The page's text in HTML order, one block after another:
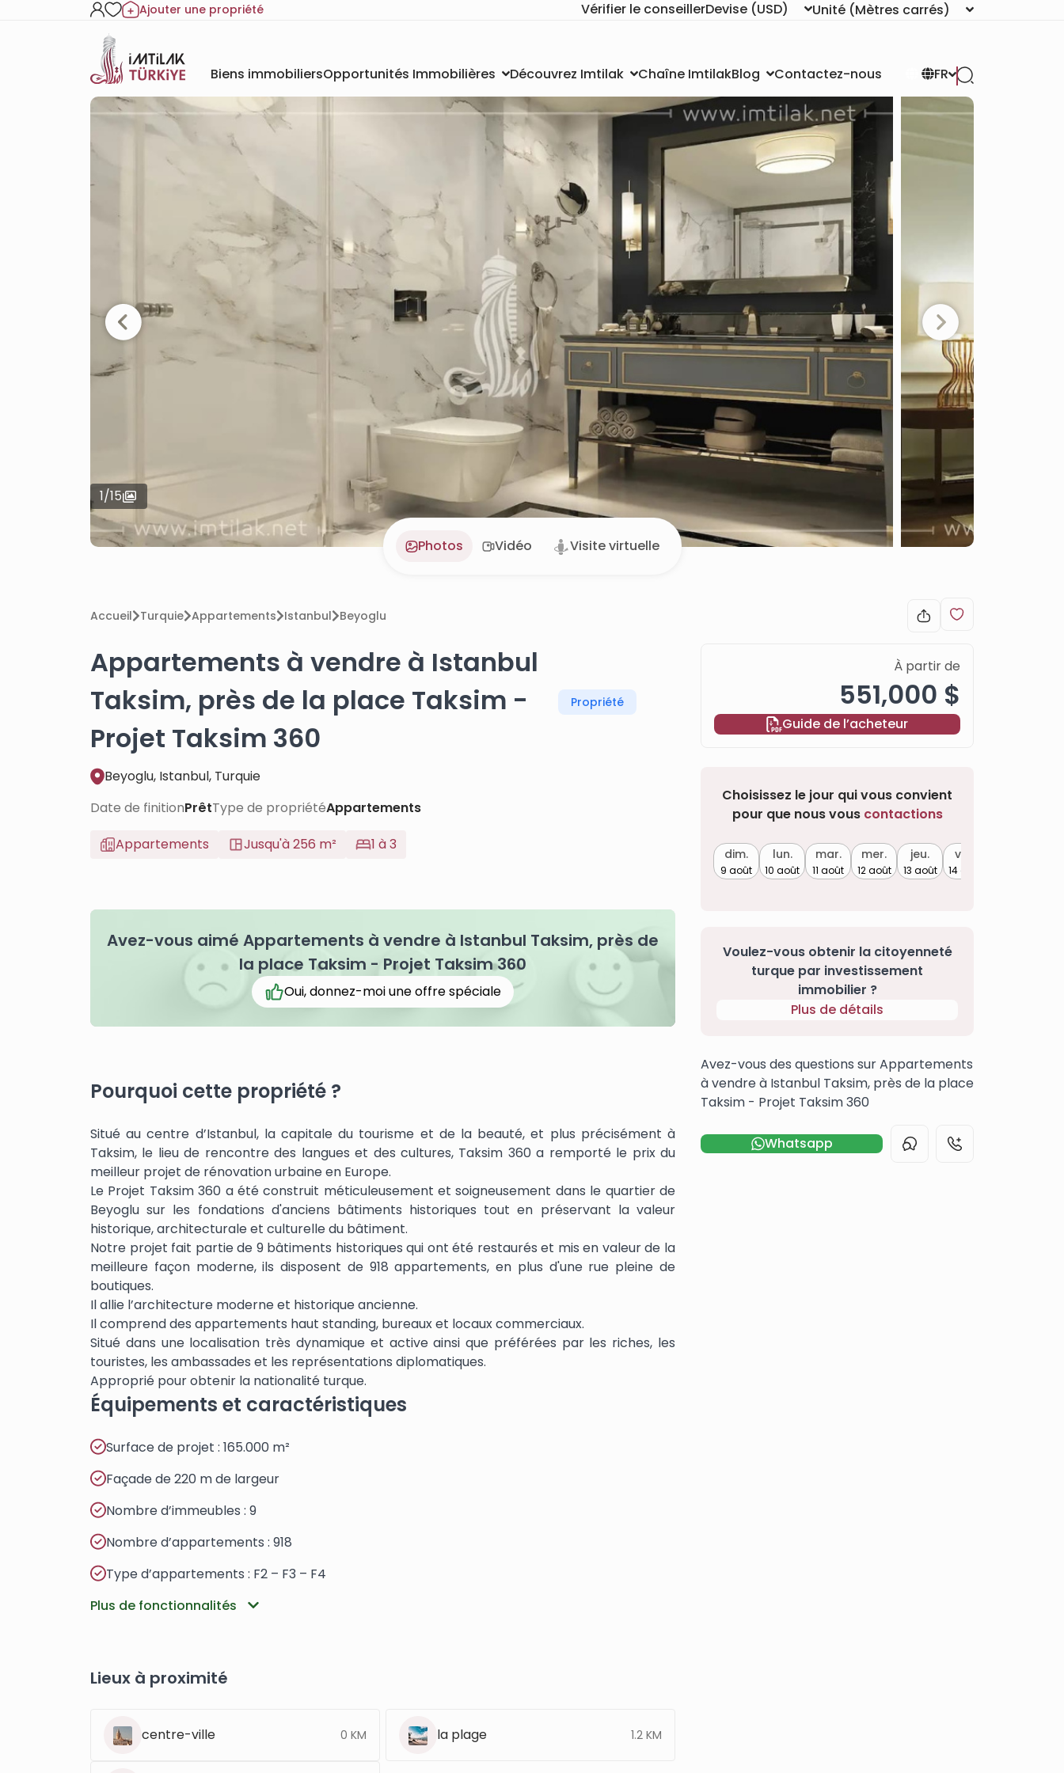
Ajouter une propriété Vérifier le conseillerDevise (USD) Unité (Mètres carrés)
Biens immobiliersOpportunités Immobilières Découvrez Imtilak Chaîne ImtilakBlog Contactez-nous FR
1/15
Photos Vidéo Visite virtuelle
Accueil Turquie Appartements Istanbul Beyoglu
Appartements à vendre à Istanbul
Taksim, près de la place Taksim -
Projet Taksim 360
Propriété
Beyoglu, Istanbul, Turquie
Date de finitionPrêtType de propriétéAppartements
Appartements
Jusqu'à 256 m² 1 à 3
Avez-vous aimé Appartements à vendre à Istanbul Taksim, près de
la place Taksim - Projet Taksim 360
Oui, donnez-moi une offre spéciale
Pourquoi cette propriété ?
Situé au centre d’Istanbul, la capitale du tourisme et de la beauté, et plus précisément à
Taksim, le lieu de rencontre des langues et des cultures, Taksim 360 a remporté le prix du
meilleur projet de rénovation urbaine en Europe.
Le Projet Taksim 360 a été construit méticuleusement et soigneusement dans le quartier de
Beyoglu sur les fondations d'anciens bâtiments historiques tout en préservant la valeur
historique, architecturale et culturelle du bâtiment.
Notre projet fait partie de 9 bâtiments historiques qui ont été restaurés et mis en valeur de la
meilleure façon moderne, ils disposent de 918 appartements, en plus d'une rue pleine de
boutiques.
Il allie l’architecture moderne et historique ancienne.
Il comprend des appartements haut standing, bureaux et locaux commerciaux.
Situé dans une localisation très dynamique et active ainsi que préférées par les riches, les
touristes, les ambassades et les représentations diplomatiques.
Approprié pour obtenir la nationalité turque.
Équipements et caractéristiques
Surface de projet : 165.000 m²
Façade de 220 m de largeur
Nombre d’immeubles : 9
Nombre d’appartements : 918
Type d’appartements : F2 – F3 – F4
Plus de fonctionnalités
Lieux à proximité
centre-ville 0 KM la plage 1.2 KM
À partir de
551,000 $
Guide de l’acheteur
Choisissez le jour qui vous convient
pour que nous vous contactions
dim.
9 août
lun.
10 août
mar.
11 août
mer.
12 août
jeu.
13 août
ven.
14 août
Voulez-vous obtenir la citoyenneté
turque par investissement
immobilier ?
Plus de détails
Avez-vous des questions sur Appartements
à vendre à Istanbul Taksim, près de la place
Taksim - Projet Taksim 360
Whatsapp